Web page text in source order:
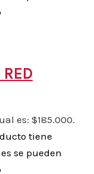
es: $185.000.
tiene
se pueden